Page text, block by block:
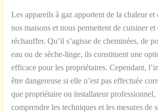
Les appareils à gaz apportent de la chaleur
nos maisons et nous permettent de cuisiner et
réchauffer. Qu’il s’agisse de cheminées, de
eau ou de sèche-linge, ils constituent une
efficace pour les propriétaires. Cependant,
être dangereuse si elle n’est pas effectuée
que propriétaire ou installateur professionnel,
comprendre les techniques et les mesures de